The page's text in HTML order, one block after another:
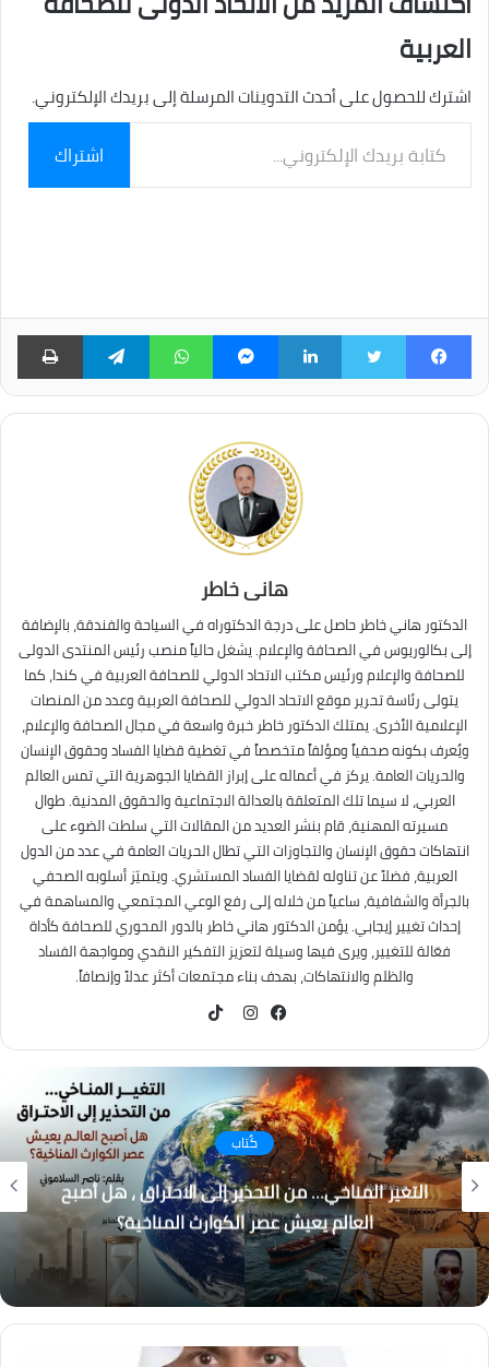
العربية
اشترك للحصول على أحدث التدوينات المرسلة إلى بريدك الإلكتروني.
بريدك
الإلكتروني...
اشتراك
فيسبوك لينكدإن ماسنجر واتساب تيلقرام
هانى خاطر
الدكتور هاني خاطر حاصل على درجة الدكتوراه في السياحة والفندقة، بالإضافة
إلى بكالوريوس في الصحافة والإعلام. يشغل حالياً منصب رئيس المنتدى الدولى
للصحافة والإعلام ورئيس مكتب الاتحاد الدولي للصحافة العربية في كندا، كما
يتولى رئاسة تحرير موقع الاتحاد الدولي للصحافة العربية وعدد من المنصات
الإعلامية الأخرى. يمتلك الدكتور خاطر خبرة واسعة في مجال الصحافة والإعلام،
ويُعرف بكونه صحفياً ومؤلفاً متخصصاً في تغطية قضايا الفساد وحقوق الإنسان
والحريات العامة. يركز في أعماله على إبراز القضايا الجوهرية التي تمس العالم
العربي، لا سيما تلك المتعلقة بالعدالة الاجتماعية والحقوق المدنية. طوال
مسيرته المهنية، قام بنشر العديد من المقالات التي سلطت الضوء على
انتهاكات حقوق الإنسان والتجاوزات التي تطال الحريات العامة في عدد من الدول
العربية، فضلاً عن تناوله لقضايا الفساد المستشري. ويتميّز أسلوبه الصحفي
بالجرأة والشفافية، ساعياً من خلاله إلى رفع الوعي المجتمعي والمساهمة في
إحداث تغيير إيجابي. يؤمن الدكتور هاني خاطر بالدور المحوري للصحافة كأداة
فعّالة للتغيير، ويرى فيها وسيلة لتعزيز التفكير النقدي ومواجهة الفساد
والظلم والانتهاكات، بهدف بناء مجتمعات أكثر عدلاً وإنصافاً.
كُتاب
التغير المناخي… من التحذير إلى الاحتراق ، هل أصبح
العالم يعيش عصر الكوارث المناخية؟